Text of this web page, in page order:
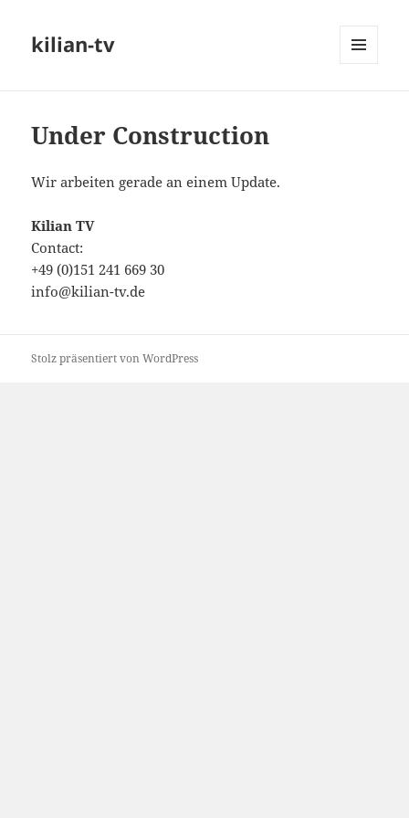
kilian-tv
Under Construction
Wir arbeiten gerade an einem Update.
Kilian TV
Contact:
+49 (0)151 241 669 30
info@kilian-tv.de
Stolz präsentiert von WordPress